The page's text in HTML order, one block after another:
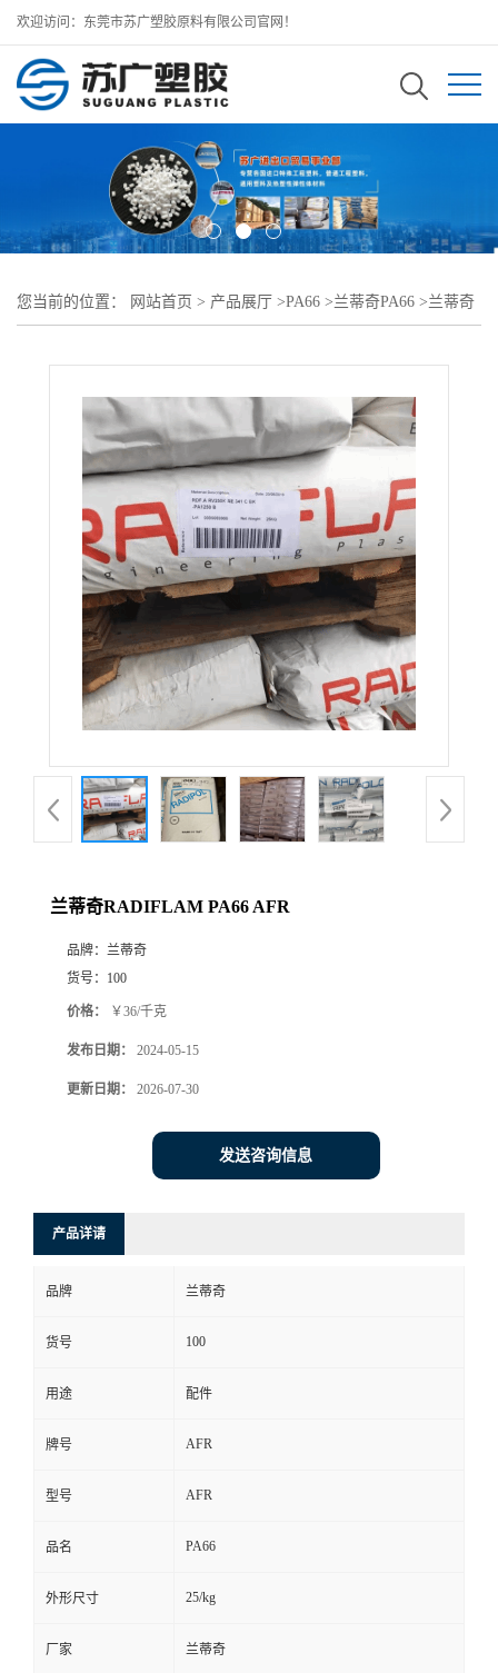
欢迎访问：东莞市苏广塑胶原料有限公司官网！
您当前的位置： 网站首页 > 产品展厅 >PA66 >兰蒂奇PA66 >兰蒂奇
兰蒂奇RADIFLAM PA66 AFR
品牌： 兰蒂奇
货号： 100
价格： ￥36/千克
发布日期： 2024-05-15
更新日期： 2026-07-30
发送咨询信息
产品详请
品牌 兰蒂奇
货号 100
用途 配件
牌号 AFR
型号 AFR
品名 PA66
外形尺寸 25/kg
厂家 兰蒂奇